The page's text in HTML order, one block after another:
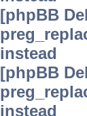
[phpBB
instead
[phpBB
instead